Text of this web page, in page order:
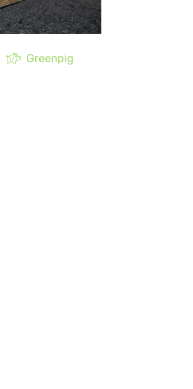
Greenpig